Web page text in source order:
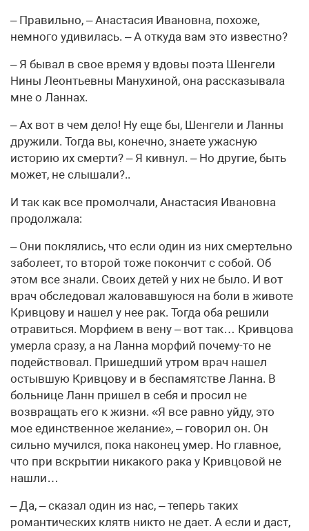
– Правильно, – Анастасия Ивановна, похоже,
немного удивилась. – А откуда вам это известно?
– Я бывал в свое время у вдовы поэта Шенгели
Нины Леонтьевны Манухиной, она рассказывала
мне о Ланнах.
– Ах вот в чем дело! Ну еще бы, Шенгели и Ланны
дружили. Тогда вы, конечно, знаете ужасную
историю их смерти? – Я кивнул. – Но другие, быть
может, не слышали?..
И так как все промолчали, Анастасия Ивановна
продолжала:
– Они поклялись, что если один из них смертельно
заболеет, то второй тоже покончит с собой. Об
этом все знали. Своих детей у них не было. И вот
врач обследовал жаловавшуюся на боли в животе
Кривцову и нашел у нее рак. Тогда оба решили
отравиться. Морфием в вену – вот так… Кривцова
умерла сразу, а на Ланна морфий почему-то не
подействовал. Пришедший утром врач нашел
остывшую Кривцову и в беспамятстве Ланна. В
больнице Ланн пришел в себя и просил не
возвращать его к жизни. «Я все равно уйду, это
мое единственное желание», – говорил он. Он
сильно мучился, пока наконец умер. Но главное,
что при вскрытии никакого рака у Кривцовой не
нашли…
– Да, – сказал один из нас, – теперь таких
романтических клятв никто не дает. А если и даст,